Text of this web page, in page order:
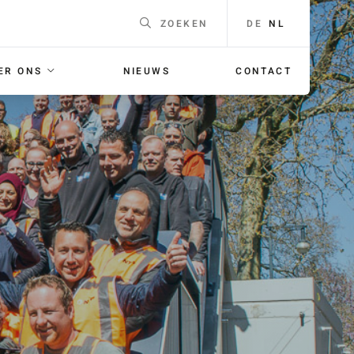
voor je
met
Naam*
E-mailadres*
Telefoonnummer
ZOEKEN DE NL
ONS NIEUWS CONTACT